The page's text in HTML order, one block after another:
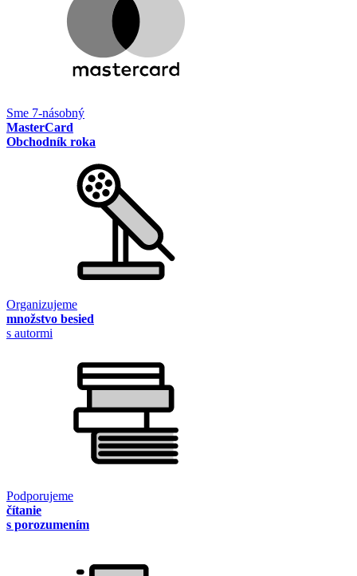
Sme 7-násobný
MasterCard
Obchodník roka
Organizujeme
množstvo besied
s autormi
Podporujeme
čítanie
s porozumením